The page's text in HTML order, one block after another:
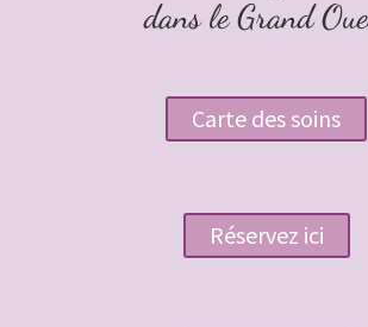
dans le Grand
Carte des soins
Réservez ici